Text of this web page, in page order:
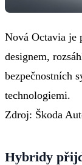
Nová Octavia je
designem,
bezpečnostních
technologiemi.
Zdroj: Škoda
Hybridy